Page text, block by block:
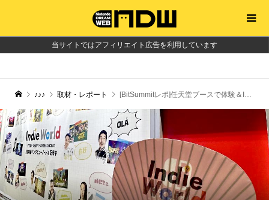
当サイトではアフィリエイト広告を利用しています
♪♪♪ 取材・レポート [BitSummitレポ]任天堂ブースで体験＆Indie Worldグッズをゲット